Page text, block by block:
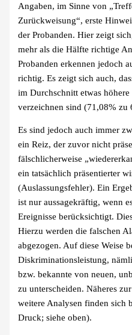
Angaben, im Sinne von
Zurückweisung“, erste
der Probanden. Hier zeigt
mehr als die Hälfte richtige
Probanden erkennen jedoch
richtig. Es zeigt sich auch,
im Durchschnitt etwas
verzeichnen sind (71,08% zu
Es sind jedoch auch immer
ein Reiz, der zuvor nicht
fälschlicherweise
ein tatsächlich präsentierter
(Auslassungsfehler). Ein
ist nur aussagekräftig, wenn
Ereignisse berücksichtigt.
Hierzu werden die falschen
abgezogen. Auf diese Weise
Diskriminationsleistung,
bzw. bekannte von neuen,
zu unterscheiden. Näheres
weitere Analysen finden sich
Druck; siehe oben).